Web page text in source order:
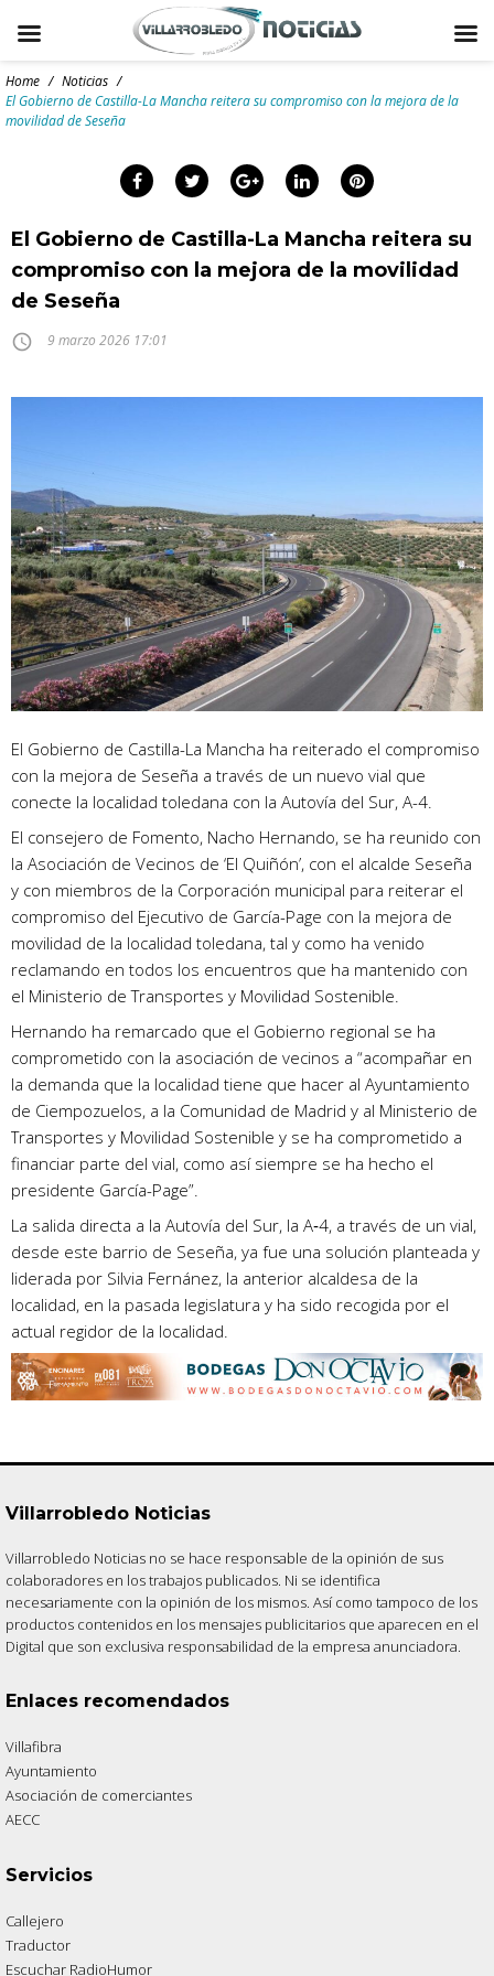
Skip
to
content
Home / Noticias /
El Gobierno de Castilla-La Mancha reitera su compromiso con la mejora de la
movilidad de Seseña
FacebookTwitterGoogle+LinkedInPinterest
El Gobierno de Castilla-La Mancha reitera su
compromiso con la mejora de la movilidad
de Seseña
access_time 9 marzo 2026 17:01
El Gobierno de Castilla-La Mancha ha reiterado el compromiso
con la mejora de Seseña a través de un nuevo vial que
conecte la localidad toledana con la Autovía del Sur, A-4.
El consejero de Fomento, Nacho Hernando, se ha reunido con
la Asociación de Vecinos de ‘El Quiñón’, con el alcalde Seseña
y con miembros de la Corporación municipal para reiterar el
compromiso del Ejecutivo de García-Page con la mejora de
movilidad de la localidad toledana, tal y como ha venido
reclamando en todos los encuentros que ha mantenido con
el Ministerio de Transportes y Movilidad Sostenible.
Hernando ha remarcado que el Gobierno regional se ha
comprometido con la asociación de vecinos a “acompañar en
la demanda que la localidad tiene que hacer al Ayuntamiento
de Ciempozuelos, a la Comunidad de Madrid y al Ministerio de
Transportes y Movilidad Sostenible y se ha comprometido a
financiar parte del vial, como así siempre se ha hecho el
presidente García-Page”.
La salida directa a la Autovía del Sur, la A‑4, a través de un vial,
desde este barrio de Seseña, ya fue una solución planteada y
liderada por Silvia Fernánez, la anterior alcaldesa de la
localidad, en la pasada legislatura y ha sido recogida por el
actual regidor de la localidad.
Villarrobledo Noticias
Villarrobledo Noticias no se hace responsable de la opinión de sus
colaboradores en los trabajos publicados. Ni se identifica
necesariamente con la opinión de los mismos. Así como tampoco de los
productos contenidos en los mensajes publicitarios que aparecen en el
Digital que son exclusiva responsabilidad de la empresa anunciadora.
Enlaces recomendados
Villafibra
Ayuntamiento
Asociación de comerciantes
AECC
Servicios
Callejero
Traductor
Escuchar RadioHumor